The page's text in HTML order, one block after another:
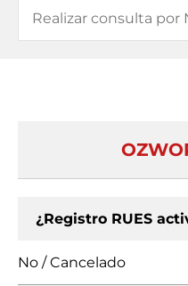
¿Registro RUES
No / Cancelado